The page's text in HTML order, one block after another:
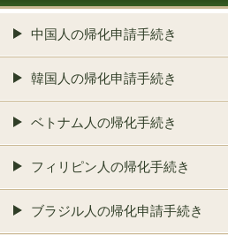
中国人の帰化申請手続き
韓国人の帰化申請手続き
ベトナム人の帰化手続き
フィリピン人の帰化手続き
ブラジル人の帰化申請手続き